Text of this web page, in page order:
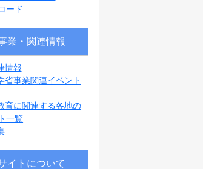
ード
業・関連情報
情報
省事業関連イベント
育に関連する各地の
一覧
イトについて